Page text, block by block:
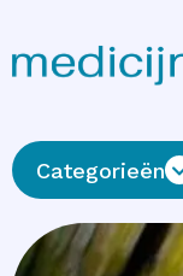
Categorieën